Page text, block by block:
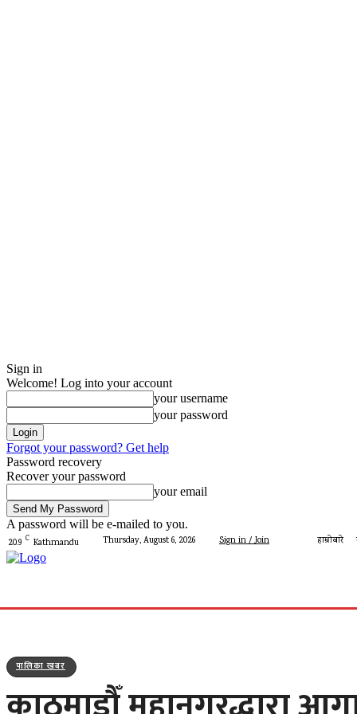
Sign in
Welcome! Log into your account
your username
your password
Forgot your password? Get help
Password recovery
Recover your password
your email
A password will be e-mailed to you.
20.9 C Kathmandu Thursday, August 6, 2026 Sign in / Join हाम्रोबारे
पालिका खबर